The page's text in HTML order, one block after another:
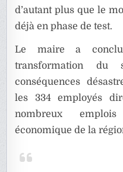
d’autant plus que le
déjà en phase de test.
Le maire a
transformation
conséquences
les 334 employés
nombreux
économique de la